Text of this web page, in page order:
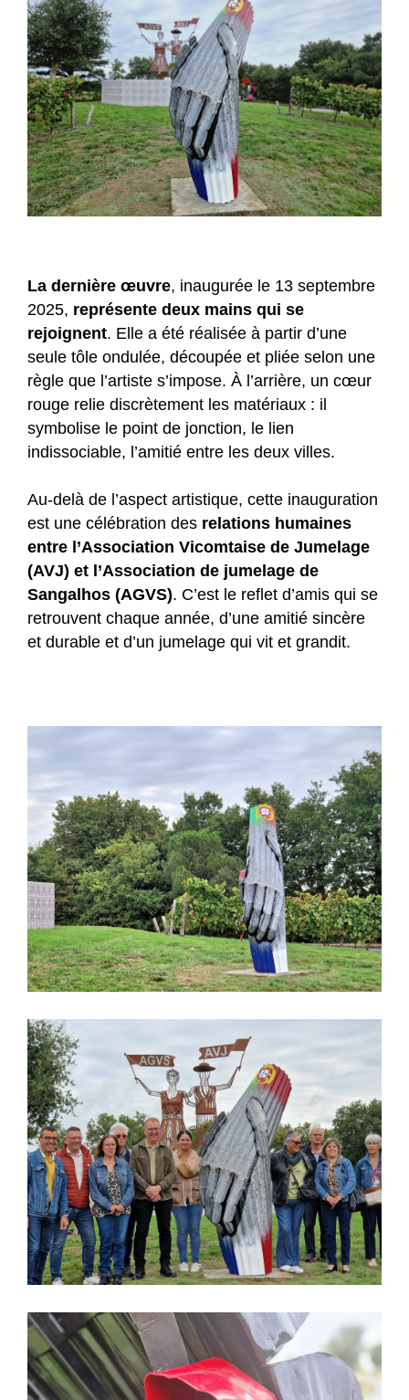
La dernière œuvre, inaugurée le 13 septembre
2025, représente deux mains qui se
rejoignent. Elle a été réalisée à partir d’une
seule tôle ondulée, découpée et pliée selon une
règle que l’artiste s’impose. À l’arrière, un cœur
rouge relie discrètement les matériaux : il
symbolise le point de jonction, le lien
indissociable, l’amitié entre les deux villes.
Au-delà de l’aspect artistique, cette inauguration
est une célébration des relations humaines
entre l’Association Vicomtaise de Jumelage
(AVJ) et l’Association de jumelage de
Sangalhos (AGVS). C’est le reflet d’amis qui se
retrouvent chaque année, d’une amitié sincère
et durable et d’un jumelage qui vit et grandit.